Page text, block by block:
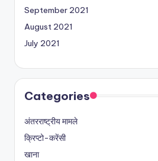
September 2021
August 2021
July 2021
Categories
अंतरराष्ट्रीय मामले
क्रिप्टो-करेंसी
खाना